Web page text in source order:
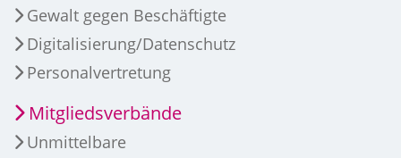
Gewalt gegen Beschäftigte
Digitalisierung/Datenschutz
Personalvertretung
Mitgliedsverbände
Unmittelbare